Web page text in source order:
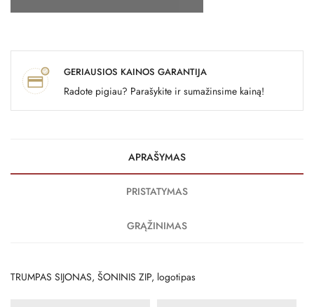
GERIAUSIOS KAINOS GARANTIJA
Radote pigiau? Parašykite ir sumažinsime kainą!
APRAŠYMAS
PRISTATYMAS
GRĄŽINIMAS
TRUMPAS SIJONAS, ŠONINIS ZIP, logotipas